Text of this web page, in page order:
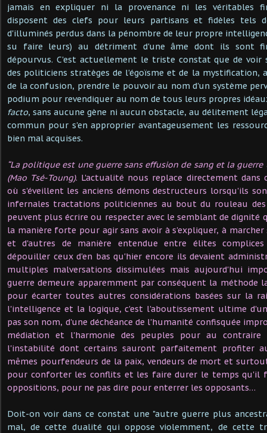
jamais en expliquer ni la provenance ni les véritables
disposent des clefs pour leurs partisans et fidèles tels
d'illuminés perdus dans la pénombre de leur propre
su faire leurs) au détriment d'une âme dont ils sont
dépourvus. C'est actuellement le triste constat que de voir
des politiciens stratèges de l'égoïsme et de la mystification,
de la confusion, prendre le pouvoir au nom d'un système
podium pour revendiquer au nom de tous leurs propres
facto, sans aucune gène ni aucun obstacle, au délitement
commun pour s'en approprier avantageusement les
bien mal acquises.
“La politique est une guerre sans effusion de sang et la
(Mao Tsé-Toung). L'actualité nous replace directement dans
où s'éveillent les anciens démons destructeurs lorsqu'ils
infernales tractations politiciennes au bout du rouleau
peuvent plus écrire ou respecter avec le semblant de dignité
la manière forte pour agir sans avoir à s'expliquer, à
et d'autres de manière entendue entre élites complices
dépouiller ceux d'en bas qu'hier encore ils devaient
multiples malversations dissimulées mais aujourd'hui
guerre demeure apparemment par conséquent la méthode
pour écarter toutes autres considérations basées sur la
l'intelligence et la logique, c'est l'aboutissement ultime
pas son nom, d'une déchéance de l'humanité confisquée
médiation et l'harmonie des peuples pour au contraire
l'instabilité dont certains sauront parfaitement profiter
mêmes pourfendeurs de la paix, vendeurs de mort et
pour conforter les conflits et les faire durer le temps qu'il
oppositions, pour ne pas dire pour enterrer les opposants…
Doit-on voir dans ce constat une "autre guerre plus
mal, de cette dualité qui oppose violemment, de cette